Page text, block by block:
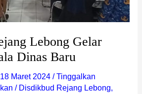
Lebong Gelar
Dinas Baru
18 Maret 2024 /Tinggalkan
/ Disdikbud Rejang Lebong,